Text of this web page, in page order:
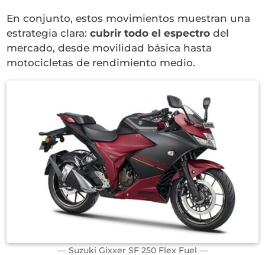
En conjunto, estos movimientos muestran una
estrategia clara:cubrir todo el espectro del
mercado, desde movilidad básica hasta
motocicletas de rendimiento medio.
Suzuki Gixxer SF 250 Flex Fuel